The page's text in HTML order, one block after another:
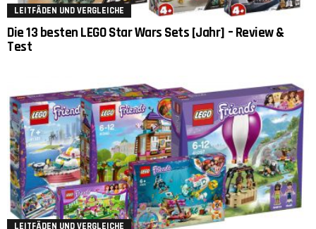
LEITFÄDEN UND VERGLEICHE
Die 13 besten LEGO Star Wars Sets [Jahr] – Review &
Test
LEITFÄDEN UND VERGLEICHE